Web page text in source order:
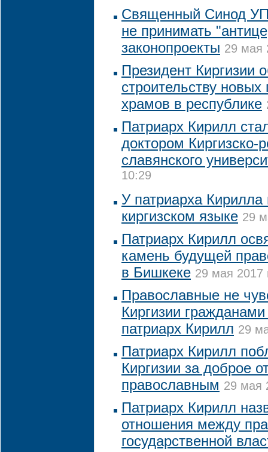
Священный Синод
не принимать
законопроекты 29 мая
Президент Киргизии
строительству
храмов в республике
Патриарх Кирилл
доктором Киргизско-
славянского
10:29
У патриарха
киргизском языке 29
Патриарх Кирилл
камень будущей
в Бишкеке 29 мая 2017
Православные не
Киргизии
патриарх Кирилл 29
Патриарх Кирилл
Киргизии за доброе
православным 29 мая
Патриарх Кирилл
отношения между
государственной